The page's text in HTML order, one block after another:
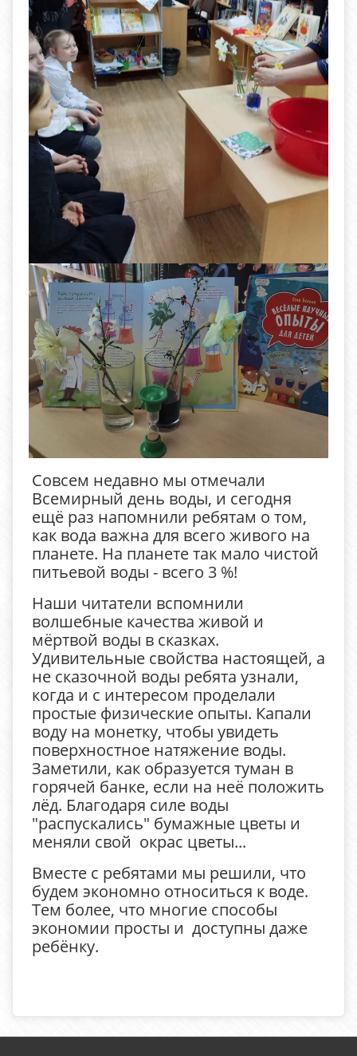
Совсем недавно мы отмечали
Всемирный день воды, и сегодня
ещё раз напомнили ребятам о том,
как вода важна для всего живого на
планете. На планете так мало чистой
питьевой воды - всего 3 %!
Наши читатели вспомнили
волшебные качества живой и
мёртвой воды в сказках.
Удивительные свойства настоящей, а
не сказочной воды ребята узнали,
когда и с интересом проделали
простые физические опыты. Капали
воду на монетку, чтобы увидеть
поверхностное натяжение воды.
Заметили, как образуется туман в
горячей банке, если на неё положить
лёд. Благодаря силе воды
"распускались" бумажные цветы и
меняли свой окрас цветы...
Вместе с ребятами мы решили, что
будем экономно относиться к воде.
Тем более, что многие способы
экономии просты и доступны даже
ребёнку.